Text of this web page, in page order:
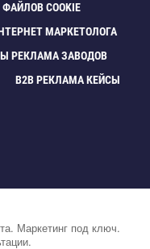
COOKIE
МАРКЕТОЛОГА
РЕКЛАМА ЗАВОДО
B2B РЕКЛАМА КЕЙСЫ
Маркетинг под ключ.